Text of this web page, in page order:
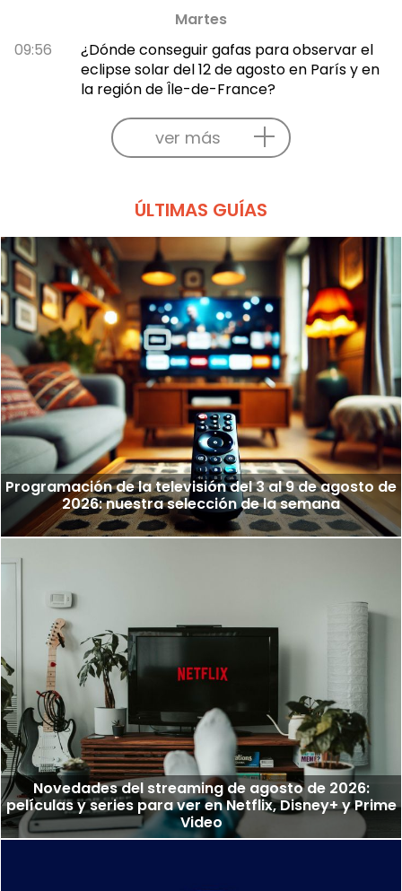
Martes
09:56
¿Dónde conseguir gafas para observar el
eclipse solar del 12 de agosto en París y en
la región de Île-de-France?
ver más
ÚLTIMAS GUÍAS
Programación de la televisión del 3 al 9 de agosto de
2026: nuestra selección de la semana
Novedades del streaming de agosto de 2026:
películas y series para ver en Netflix, Disney+ y Prime
Video